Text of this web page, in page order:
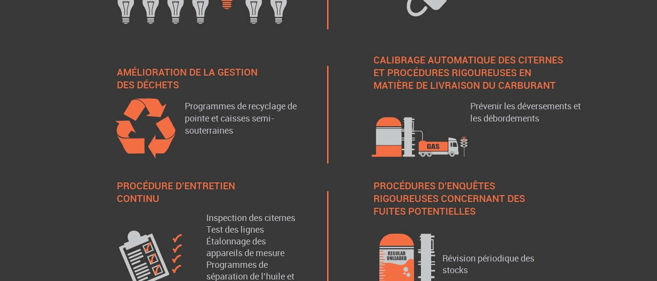
AMÉLIORATION DE LA GESTION
DES DÉCHETS
Programmes de recyclage de
pointe et caisses semi-
souterraines
CALIBRAGE AUTOMATIQUE DES CITERNES
ET PROCÉDURES RIGOUREUSES EN
MATIÈRE DE LIVRAISON DU CARBURANT
Prévenir les déversements et
les débordements
PROCÉDURE D’ENTRETIEN
CONTINU
Inspection des citernes
Test des lignes
Étalonnage des
appareils de mesure
Programmes de
séparation de l’huile et
PROCÉDURES D’ENQUÊTES
RIGOUREUSES CONCERNANT DES
FUITES POTENTIELLES
Révision périodique des
stocks